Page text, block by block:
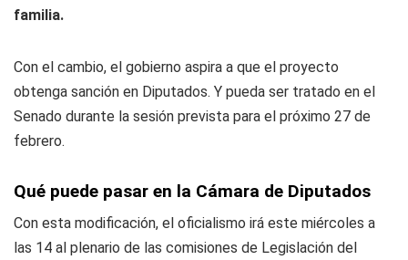
familia.
Con el cambio, el gobierno aspira a que el proyecto
obtenga sanción en Diputados. Y pueda ser tratado en el
Senado durante la sesión prevista para el próximo 27 de
febrero.
Qué puede pasar en la Cámara de Diputados
Con esta modificación, el oficialismo irá este miércoles a
las 14 al plenario de las comisiones de Legislación del